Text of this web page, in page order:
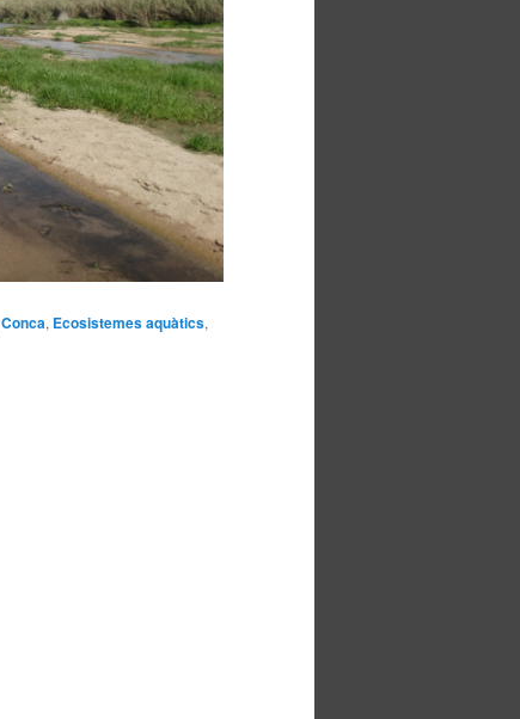
Conca, Ecosistemes aquàtics,